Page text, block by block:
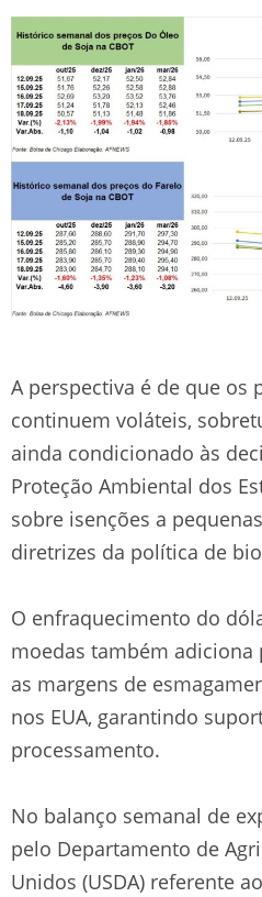
A perspectiva é de que os
continuem voláteis,
ainda condicionado às
Proteção Ambiental dos
sobre isenções a
diretrizes da política de
O enfraquecimento do
moedas também adiciona
as margens de
nos EUA, garantindo
processamento.
No balanço semanal de
pelo Departamento de
Unidos (USDA) referente